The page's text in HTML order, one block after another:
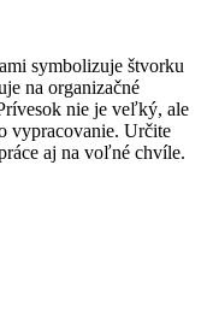
symbolizuje štvorku
na organizačné
nie je veľký, ale
vypracovanie. Určite
aj na voľné chvíle.